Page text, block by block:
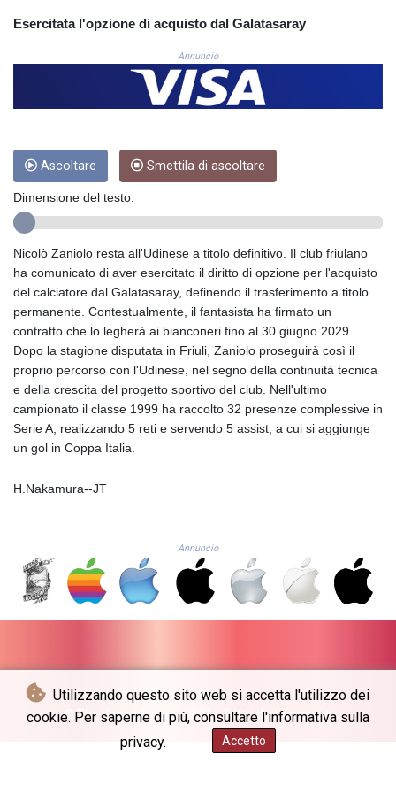
Utilizzando questo sito web si accetta l'utilizzo dei
cookie. Per saperne di più, consultare l'informativa sulla
privacy.
Accetto
COP
CRC 525.515435
CUC 1.156149
CUP 30.637949
CVE 110.647961
DJF 205.471255
DKK 7.476127
EGP 57.556612
ERN 17.342235
ETB 186.583498
FJD 2.553413
FKP 0.859298
GBP 0.856793
GEL 3.023376
GGP 0.859298
GHS 13.596763
GIP 0.859298
GMD 84.981404
HNL 30.984681
HRK 7.533703
HTG 151.152612
HUF 363.337748
IDR
INR 110.065674
IQD
1514.334158
IRR
Esercitata l'opzione di acquisto dal Galatasaray
Annuncio
Ascoltare Smettila di ascoltare
Dimensione del testo:
Nicolò Zaniolo resta all'Udinese a titolo definitivo. Il club friulano
ha comunicato di aver esercitato il diritto di opzione per l'acquisto
del calciatore dal Galatasaray, definendo il trasferimento a titolo
permanente. Contestualmente, il fantasista ha firmato un
contratto che lo legherà ai bianconeri fino al 30 giugno 2029.
Dopo la stagione disputata in Friuli, Zaniolo proseguirà così il
proprio percorso con l'Udinese, nel segno della continuità tecnica
e della crescita del progetto sportivo del club. Nell'ultimo
campionato il classe 1999 ha raccolto 32 presenze complessive in
Serie A, realizzando 5 reti e servendo 5 assist, a cui si aggiunge
un gol in Coppa Italia.
H.Nakamura--JT
Annuncio
© The Japan Times - 2026 - Tutti i diritti riservati